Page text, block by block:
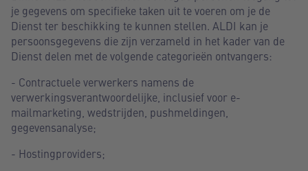
je gegevens om specifieke taken uit te voeren om je de
Dienst ter beschikking te kunnen stellen. ALDI kan je
persoonsgegevens die zijn verzameld in het kader van de
Dienst delen met de volgende categorieën ontvangers:
- Contractuele verwerkers namens de
verwerkingsverantwoordelijke, inclusief voor e-
mailmarketing, wedstrijden, pushmeldingen,
gegevensanalyse;
- Hostingproviders;